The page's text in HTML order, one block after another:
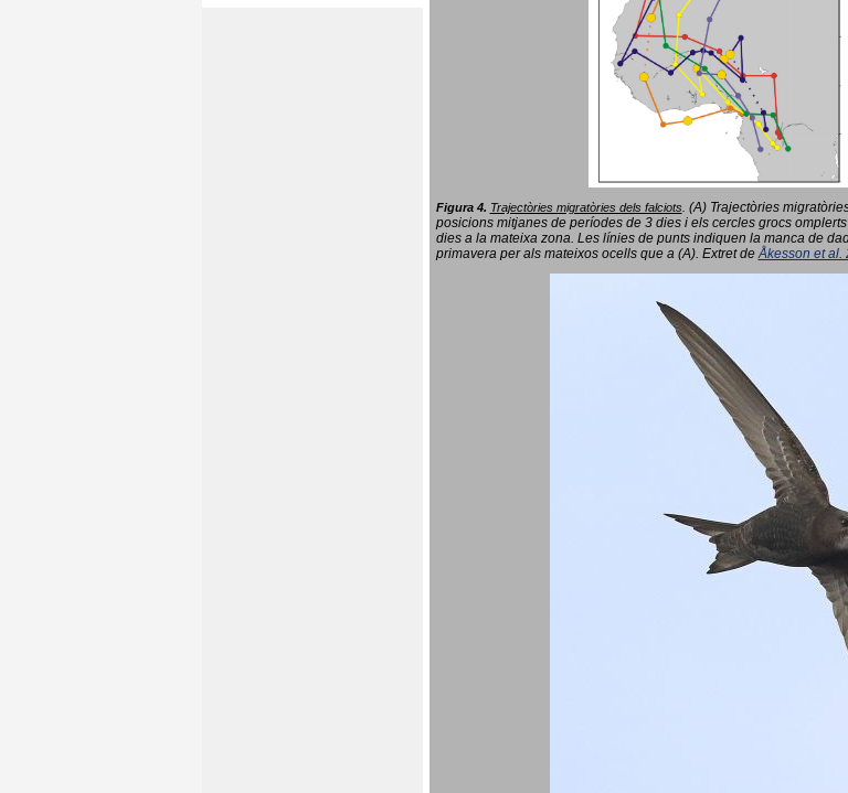
Figura 4. Trajectòries migratòries dels falciots. (A) Trajectòries
posicions mitjanes de períodes de 3 dies i els cercles grocs
dies a la mateixa zona. Les línies de punts indiquen la manca de
primavera per als mateixos ocells que a (A). Extret deÅkesson et al.